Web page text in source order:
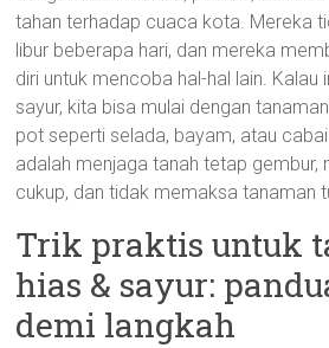
tahan terhadap cuaca kota. Mereka
libur beberapa hari, dan mereka
diri untuk mencoba hal-hal lain. Kalau
sayur, kita bisa mulai dengan
pot seperti selada, bayam, atau
adalah menjaga tanah tetap gembur,
cukup, dan tidak memaksa tanaman
Trik praktis untuk
hias & sayur:
demi langkah